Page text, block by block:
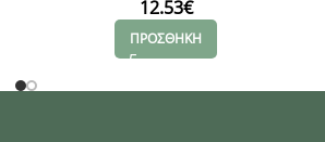
Ενυδατικό Αφρόλουτρο Βανίλια
Κάστανο, 400ml
12.53€
ΠΡΟΣΘΗΚΗ